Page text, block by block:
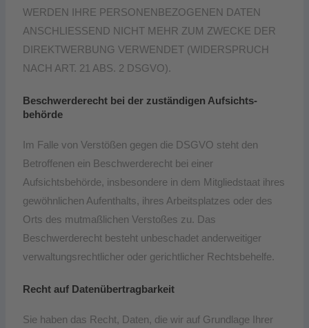
WERDEN IHRE PERSONENBEZOGENEN DATEN
ANSCHLIESSEND NICHT MEHR ZUM ZWECKE DER
DIREKTWERBUNG VERWENDET (WIDERSPRUCH
NACH ART. 21 ABS. 2 DSGVO).
Beschwerde­recht bei der zuständigen Aufsichts­
behörde
Im Falle von Verstößen gegen die DSGVO steht den
Betroffenen ein Beschwerderecht bei einer
Aufsichtsbehörde, insbesondere in dem Mitgliedstaat ihres
gewöhnlichen Aufenthalts, ihres Arbeitsplatzes oder des
Orts des mutmaßlichen Verstoßes zu. Das
Beschwerderecht besteht unbeschadet anderweitiger
verwaltungsrechtlicher oder gerichtlicher Rechtsbehelfe.
Recht auf Daten­übertrag­barkeit
Sie haben das Recht, Daten, die wir auf Grundlage Ihrer